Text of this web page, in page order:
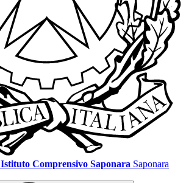
Istituto Comprensivo Saponara Saponara